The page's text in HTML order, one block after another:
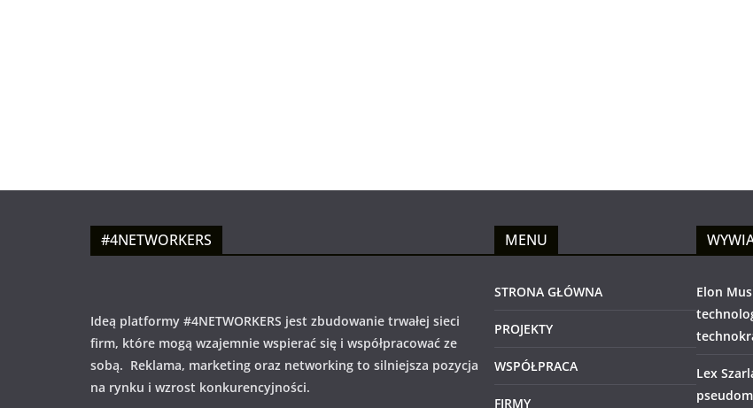
#4NETWORKERS
Ideą platformy #4NETWORKERS jest zbudowanie trwałej sieci
firm, które mogą wzajemnie wspierać się i współpracować ze
sobą. Reklama, marketing oraz networking to silniejsza pozycja
na rynku i wzrost konkurencyjności.
MENU
STRONA GŁÓWNA
PROJEKTY
WSPÓŁPRACA
FIRMY
Elon
Lex